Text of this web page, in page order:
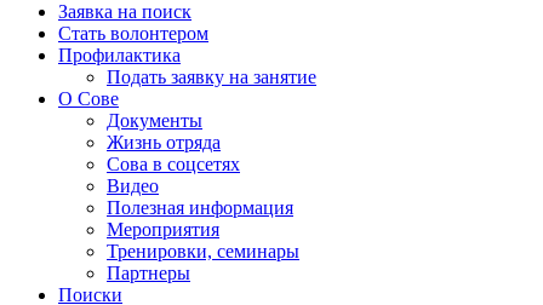
Заявка на поиск
Стать волонтером
Профилактика
Подать заявку на занятие
О Сове
Документы
Жизнь отряда
Сова в соцсетях
Видео
Полезная информация
Мероприятия
Тренировки, семинары
Партнеры
Поиски